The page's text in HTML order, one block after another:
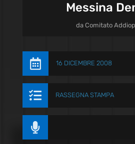
Messina
daComitato
 16 DICEMBRE 2008
 RASSEGNA STAMPA
